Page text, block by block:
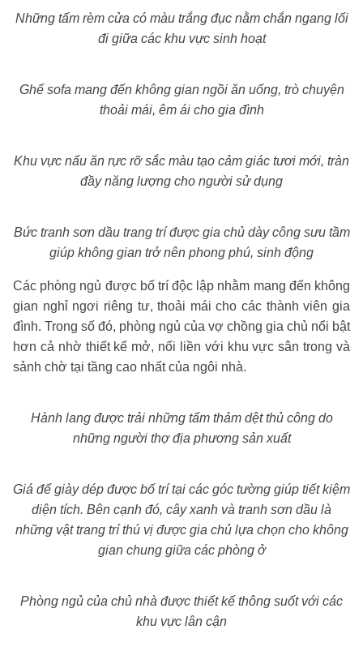
Những tấm rèm cửa có màu trắng đục nằm chắn ngang lối
đi giữa các khu vực sinh hoạt
Ghế sofa mang đến không gian ngồi ăn uống, trò chuyện
thoải mái, êm ái cho gia đình
Khu vực nấu ăn rực rỡ sắc màu tạo cảm giác tươi mới, tràn
đầy năng lượng cho người sử dụng
Bức tranh sơn dầu trang trí được gia chủ dày công sưu tầm
giúp không gian trở nên phong phú, sinh động
Các phòng ngủ được bố trí độc lập nhằm mang đến không
gian nghỉ ngơi riêng tư, thoải mái cho các thành viên gia
đình. Trong số đó, phòng ngủ của vợ chồng gia chủ nổi bật
hơn cả nhờ thiết kế mở, nối liền với khu vực sân trong và
sảnh chờ tại tầng cao nhất của ngôi nhà.
Hành lang được trải những tấm thảm dệt thủ công do
những người thợ địa phương sản xuất
Giá để giày dép được bố trí tại các góc tường giúp tiết kiệm
diện tích. Bên cạnh đó, cây xanh và tranh sơn dầu là
những vật trang trí thú vị được gia chủ lựa chọn cho không
gian chung giữa các phòng ở
Phòng ngủ của chủ nhà được thiết kế thông suốt với các
khu vực lân cận